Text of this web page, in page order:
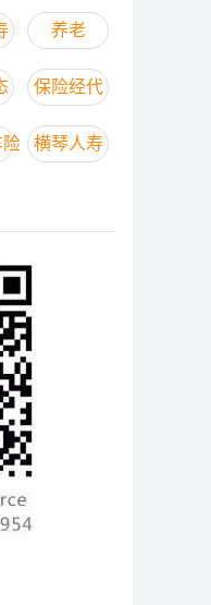
养老
保险经代
横琴人寿